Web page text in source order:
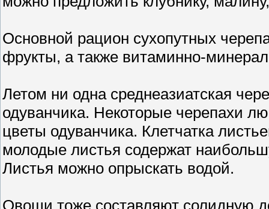
Основной рацион сухопутных
фрукты, а также витаминно-
Летом ни одна среднеазиатская
одуванчика. Некоторые черепахи
цветы одуванчика. Клетчатка
молодые листья содержат
Листья можно опрыскать водой.
Овощи тоже составляют солидную